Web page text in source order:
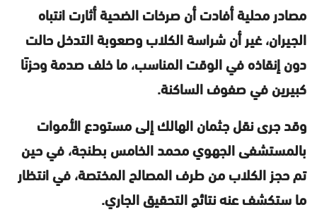
مصادر محلية أفادت أن صرخات الضحية أثارت انتباه
الجيران، غير أن شراسة الكلاب وصعوبة التدخل حالت
دون إنقاذه في الوقت المناسب، ما خلف صدمة وحزنًا
كبيرين في صفوف الساكنة.
وقد جرى نقل جثمان الهالك إلى مستودع الأموات
بالمستشفى الجهوي محمد الخامس بطنجة، في حين
تم حجز الكلاب من طرف المصالح المختصة، في انتظار
ما ستكشف عنه نتائج التحقيق الجاري.